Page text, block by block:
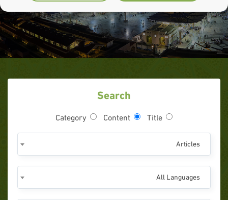
Search
Title
Content
Category
Articles
All Languages